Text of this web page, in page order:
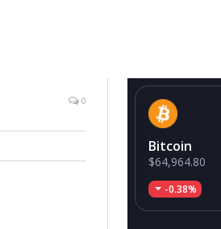
0
Bitcoin
$64,964.80
-0.38%